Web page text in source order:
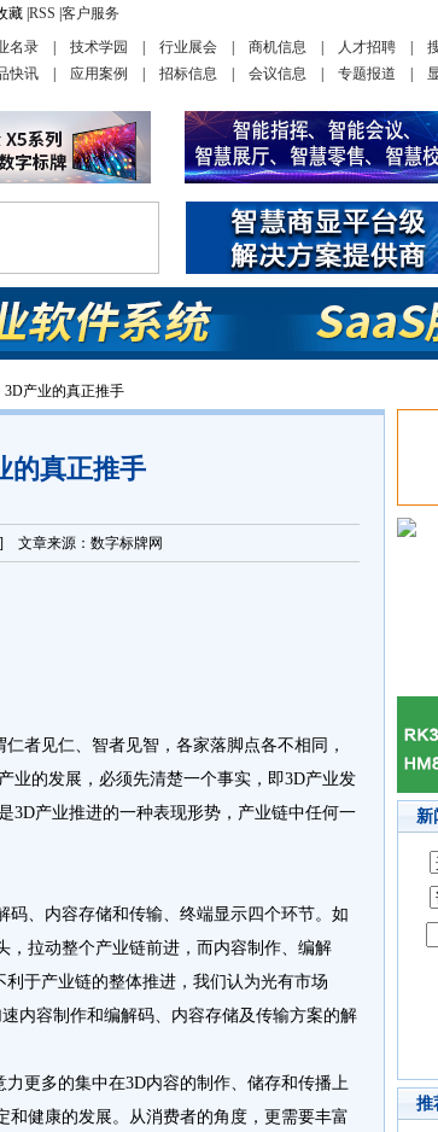
藏 RSS 客户服务
名录 技术学园 行业展会 商机信息 人才招聘
快讯 应用案例 招标信息 会议信息 专题报道
3D产业的真正推手
的真正推手
文章来源：数字标牌网
见仁、智者见智，各家落脚点各不相同，
业的发展，必须先清楚一个事实，即3D产业发
3D产业推进的一种表现形势，产业链中任何一
、内容存储和传输、终端显示四个环节。如
，拉动整个产业链前进，而内容制作、编解
于产业链的整体推进，我们认为光有市场
内容制作和编解码、内容存储及传输方案的解
更多的集中在3D内容的制作、储存和传播上
和健康的发展。从消费者的角度，更需要丰富
新
推